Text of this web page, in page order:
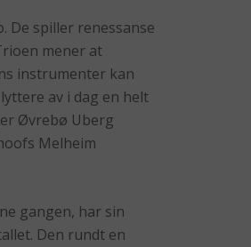
De spiller renessanse
mener at
instrumenter kan
av i dag en helt
Øvrebø Uberg
Melheim
gangen, har sin
Den rundt en